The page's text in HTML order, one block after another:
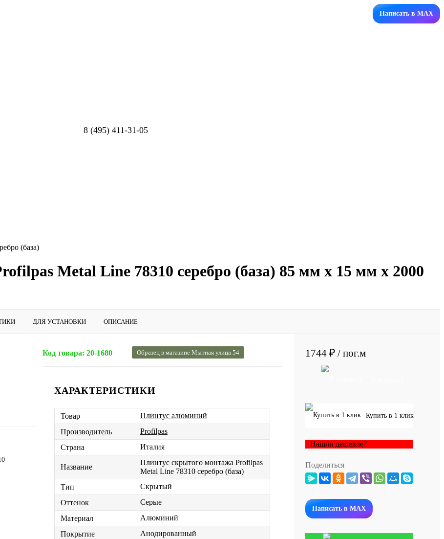
Написать в MAX
8 (495) 411-31-05
(база)
Metal Line 78310 серебро (база) 85 мм x 15 мм х 2000
ДЛЯ УСТАНОВКИ ОПИСАНИЕ
Код товара: 20-1680 Образец в магазине Мытная улица 54
ХАРАКТЕРИСТИКИ
Товар
Плинтус алюминий
Производитель
Profilpas
Страна
Италия
Название
Плинтус скрытого монтажа Profilpas
Metal Line 78310 серебро (база)
Тип
Скрытый
Оттенок
Серые
Материал
Алюминий
Покрытие
Анодированный
1744 ₽ / пог.м
Купить в 1 клик
Нашли дешевле?
Поделиться
Написать в MAX